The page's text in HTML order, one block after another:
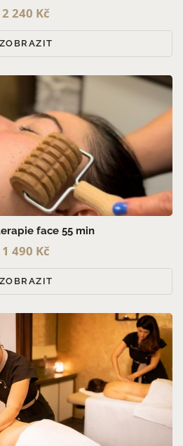
2 240 Kč
ZOBRAZIT
face 55 min
1 490 Kč
ZOBRAZIT